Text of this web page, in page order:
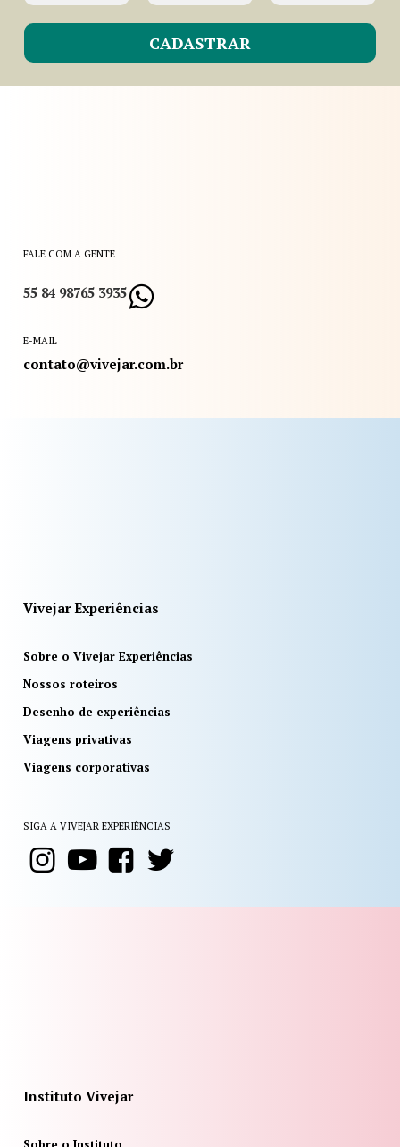
FALE COM A GENTE
55 84 98765 3935
E-MAIL
contato@vivejar.com.br
Vivejar Experiências
Sobre o Vivejar Experiências
Nossos roteiros
Desenho de experiências
Viagens privativas
Viagens corporativas
SIGA A VIVEJAR EXPERIÊNCIAS
Instituto Vivejar